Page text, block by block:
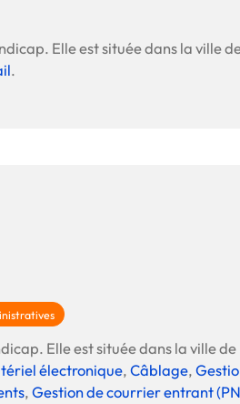
Elle est située dans la ville
.
Elle est située dans la ville de
électronique,Câblage,
,Gestion de courrier entrant